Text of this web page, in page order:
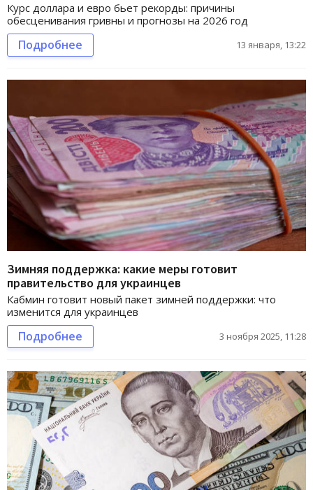
Курс доллара и евро бьет рекорды: причины
обесценивания гривны и прогнозы на 2026 год
Подробнее 13 января, 13:22
Зимняя поддержка: какие меры готовит
правительство для украинцев
Кабмин готовит новый пакет зимней поддержки: что
изменится для украинцев
Подробнее 3 ноября 2025, 11:28